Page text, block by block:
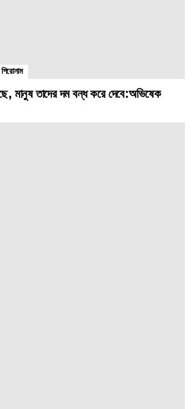
শিরোনাম
মানুষ তাদের দম বন্ধ করে দেবে:অভিষেক